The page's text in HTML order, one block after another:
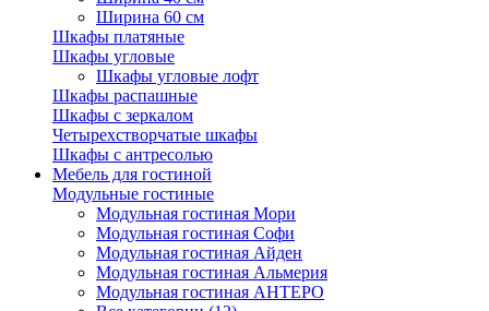
Ширина 60 см
Шкафы платяные
Шкафы угловые
Шкафы угловые лофт
Шкафы распашные
Шкафы с зеркалом
Четырехстворчатые шкафы
Шкафы с антресолью
Мебель для гостиной
Модульные гостиные
Модульная гостиная Мори
Модульная гостиная Софи
Модульная гостиная Айден
Модульная гостиная Альмерия
Модульная гостиная АНТЕРО